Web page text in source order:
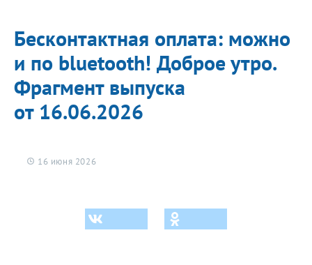
ЗОЖ
Спорт
Фитнес
Про победу
Бесконтактная оплата: можно
и по bluetooth! Доброе утро.
Фрагмент выпуска
от 16.06.2026
16 июня 2026